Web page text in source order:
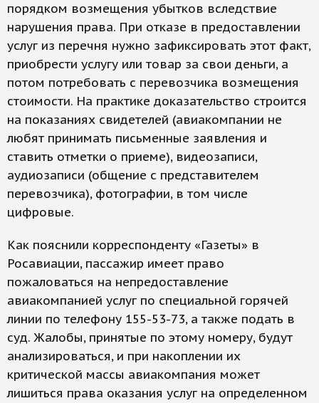
порядком возмещения убытков вследствие
нарушения права. При отказе в предоставлении
услуг из перечня нужно зафиксировать этот факт,
приобрести услугу или товар за свои деньги, а
потом потребовать с перевозчика возмещения
стоимости. На практике доказательство строится
на показаниях свидетелей (авиакомпании не
любят принимать письменные заявления и
ставить отметки о приеме), видеозаписи,
аудиозаписи (общение с представителем
перевозчика), фотографии, в том числе
цифровые.
Как пояснили корреспонденту «Газеты» в
Росавиации, пассажир имеет право
пожаловаться на непредоставление
авиакомпанией услуг по специальной горячей
линии по телефону 155-53-73, а также подать в
суд. Жалобы, принятые по этому номеру, будут
анализироваться, и при накоплении их
критической массы авиакомпания может
лишиться права оказания услуг на определенном